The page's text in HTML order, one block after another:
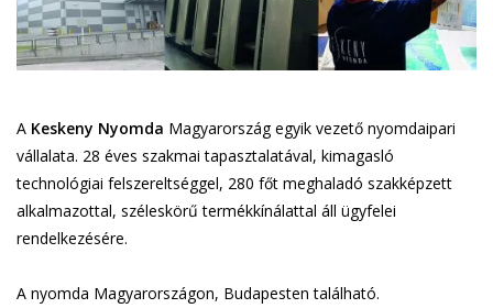
A Keskeny Nyomda Magyarország egyik vezető nyomdaipari
vállalata. 28 éves szakmai tapasztalatával, kimagasló
technológiai felszereltséggel, 280 főt meghaladó szakképzett
alkalmazottal, széleskörű termékkínálattal áll ügyfelei
rendelkezésére.
A nyomda Magyarországon, Budapesten található.